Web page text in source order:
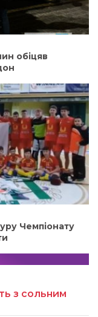
обіцяв
Чемпіонату
з сольним